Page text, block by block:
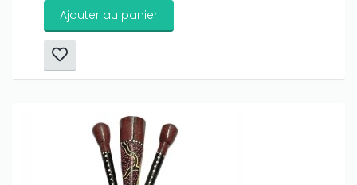
Ajouter au panier